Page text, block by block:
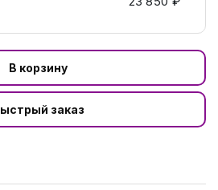
В корзину
заказ